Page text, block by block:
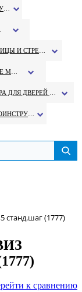
(1777)
к сравнению